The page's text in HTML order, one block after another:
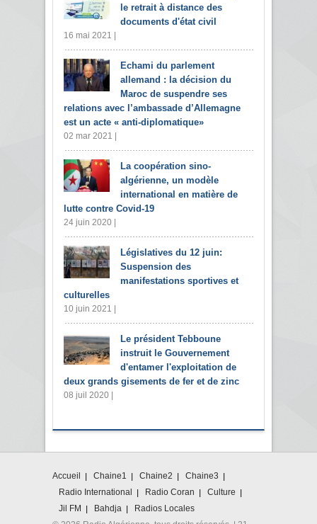
le retrait à distance des
documents d'état civil
16 mai 2021 |
Echami du parlement
allemand : la décision du
Maroc de suspendre ses
relations avec l’ambassade d’Allemagne
est un acte « anti-diplomatique»
02 mar 2021 |
La coopération sino-
algérienne, un modèle
international en matière de
lutte contre Covid-19
24 juin 2020 |
Législatives du 12 juin:
Suspension des
manifestations sportives et
culturelles
10 juin 2021 |
Le président Tebboune
instruit le Gouvernement
d'entamer l'exploitation de
deux grands gisements de fer et de zinc
08 juil 2020 |
Accueil Chaine1 Chaine2
Chaine3
Radio International
Radio Coran
Culture
Jil FM
Bahdja
Radios Locales